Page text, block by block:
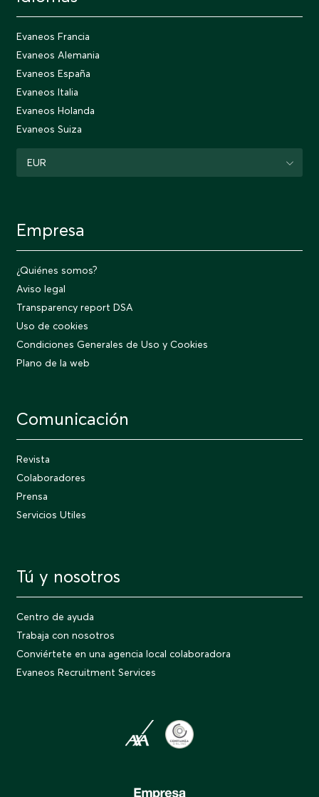
Evaneos Francia
Evaneos Alemania
Evaneos España
Evaneos Italia
Evaneos Holanda
Evaneos Suiza
EUR
Empresa
¿Quiénes somos?
Aviso legal
Transparency report DSA
Uso de cookies
Condiciones Generales de Uso y Cookies
Plano de la web
Comunicación
Revista
Colaboradores
Prensa
Servicios Utiles
Tú y nosotros
Centro de ayuda
Trabaja con nosotros
Conviértete en una agencia local colaboradora
Evaneos Recruitment Services